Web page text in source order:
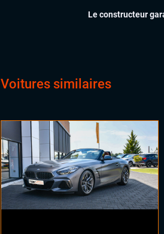
Le constructeur
Voitures similaires